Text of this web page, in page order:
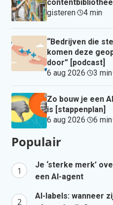
gisteren· 4 min·
“Bedrijven die
komen deze
door” [podcast]
6 aug 2026· 3 min·
Zo bouw je een
is [stappenplan]
6 aug 2026· 6 min·
Populair
Je ‘sterke merk’
een AI-agent
AI-labels: wanneer